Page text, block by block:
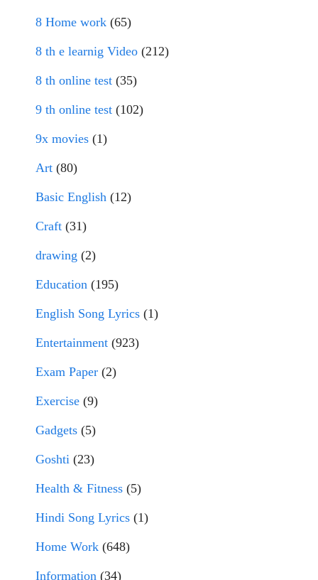
8 Home work (65)
8 th e learnig Video (212)
8 th online test (35)
9 th online test (102)
9x movies (1)
Art (80)
Basic English (12)
Craft (31)
drawing (2)
Education (195)
English Song Lyrics (1)
Entertainment (923)
Exam Paper (2)
Exercise (9)
Gadgets (5)
Goshti (23)
Health & Fitness (5)
Hindi Song Lyrics (1)
Home Work (648)
Information (34)